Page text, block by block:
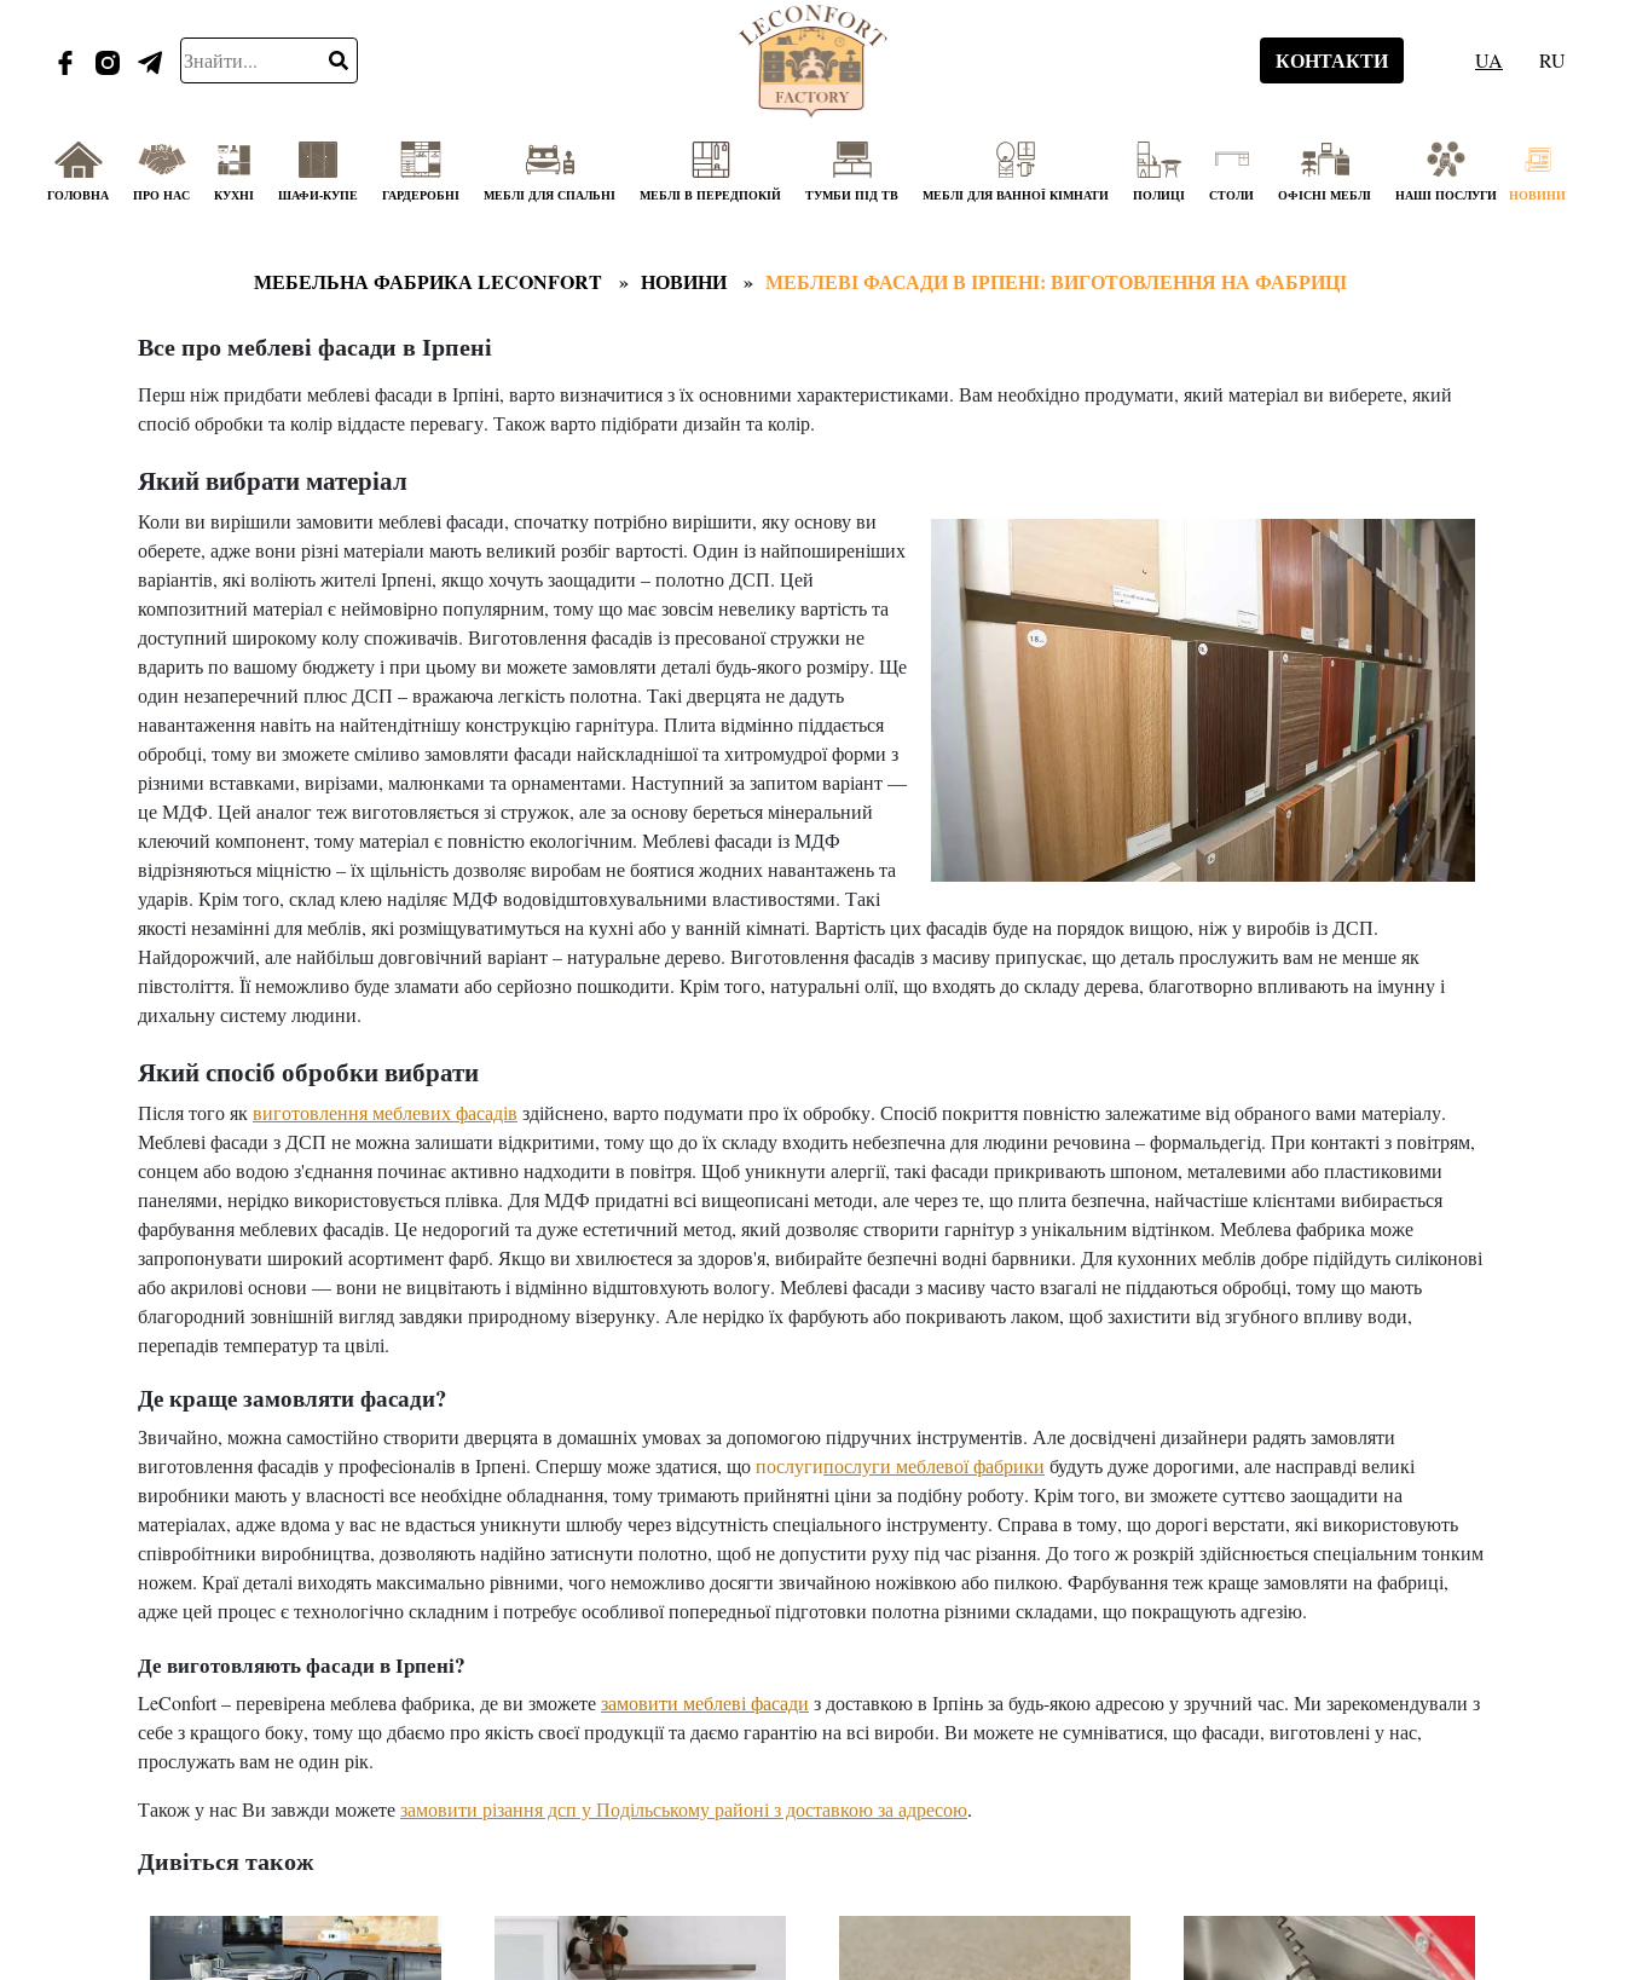
КОНТАКТИ UA RU
ГОЛОВНА ПРО НАС КУХНІ ШАФИ-КУПЕ ГАРДЕРОБНІ МЕБЛІ ДЛЯ СПАЛЬНІ МЕБЛІ В ПЕРЕДПОКІЙ ТУМБИ ПІД ТВ МЕБЛІ ДЛЯ ВАННОЇ КІМНАТИ ПОЛИЦІ СТОЛИ ОФІСНІ МЕБЛІ НАШІ ПОСЛУГИ НОВИНИ
МЕБЕЛЬНА ФАБРИКА LECONFORT НОВИНИ МЕБЛЕВІ ФАСАДИ В ІРПЕНІ: ВИГОТОВЛЕННЯ НА ФАБРИЦІ
Все про меблеві фасади в Ірпені
Перш ніж придбати меблеві фасади в Ірпіні, варто визначитися з їх основними характеристиками. Вам необхідно продумати, який матеріал ви виберете, який
спосіб обробки та колір віддасте перевагу. Також варто підібрати дизайн та колір.
Який вибрати матеріал
Коли ви вирішили замовити меблеві фасади, спочатку потрібно вирішити, яку основу ви
оберете, адже вони різні матеріали мають великий розбіг вартості. Один із найпоширеніших
варіантів, які воліють жителі Ірпені, якщо хочуть заощадити – полотно ДСП. Цей
композитний матеріал є неймовірно популярним, тому що має зовсім невелику вартість та
доступний широкому колу споживачів. Виготовлення фасадів із пресованої стружки не
вдарить по вашому бюджету і при цьому ви можете замовляти деталі будь-якого розміру. Ще
один незаперечний плюс ДСП – вражаюча легкість полотна. Такі дверцята не дадуть
навантаження навіть на найтендітнішу конструкцію гарнітура. Плита відмінно піддається
обробці, тому ви зможете сміливо замовляти фасади найскладнішої та хитромудрої форми з
різними вставками, вирізами, малюнками та орнаментами. Наступний за запитом варіант —
це МДФ. Цей аналог теж виготовляється зі стружок, але за основу береться мінеральний
клеючий компонент, тому матеріал є повністю екологічним. Меблеві фасади із МДФ
відрізняються міцністю – їх щільність дозволяє виробам не боятися жодних навантажень та
ударів. Крім того, склад клею наділяє МДФ водовідштовхувальними властивостями. Такі
якості незамінні для меблів, які розміщуватимуться на кухні або у ванній кімнаті. Вартість цих фасадів буде на порядок вищою, ніж у виробів із ДСП.
Найдорожчий, але найбільш довговічний варіант – натуральне дерево. Виготовлення фасадів з масиву припускає, що деталь прослужить вам не менше як
півстоліття. Її неможливо буде зламати або серйозно пошкодити. Крім того, натуральні олії, що входять до складу дерева, благотворно впливають на імунну і
дихальну систему людини.
Який спосіб обробки вибрати
Після того яквиготовлення меблевих фасадів здійснено, варто подумати про їх обробку. Спосіб покриття повністю залежатиме від обраного вами матеріалу.
Меблеві фасади з ДСП не можна залишати відкритими, тому що до їх складу входить небезпечна для людини речовина – формальдегід. При контакті з повітрям,
сонцем або водою з'єднання починає активно надходити в повітря. Щоб уникнути алергії, такі фасади прикривають шпоном, металевими або пластиковими
панелями, нерідко використовується плівка. Для МДФ придатні всі вищеописані методи, але через те, що плита безпечна, найчастіше клієнтами вибирається
фарбування меблевих фасадів. Це недорогий та дуже естетичний метод, який дозволяє створити гарнітур з унікальним відтінком. Меблева фабрика може
запропонувати широкий асортимент фарб. Якщо ви хвилюєтеся за здоров'я, вибирайте безпечні водні барвники. Для кухонних меблів добре підійдуть силіконові
або акрилові основи — вони не вицвітають і відмінно відштовхують вологу. Меблеві фасади з масиву часто взагалі не піддаються обробці, тому що мають
благородний зовнішній вигляд завдяки природному візерунку. Але нерідко їх фарбують або покривають лаком, щоб захистити від згубного впливу води,
перепадів температур та цвілі.
Де краще замовляти фасади?
Звичайно, можна самостійно створити дверцята в домашніх умовах за допомогою підручних інструментів. Але досвідчені дизайнери радять замовляти
виготовлення фасадів у професіоналів в Ірпені. Спершу може здатися, щопослугипослуги меблевої фабрики будуть дуже дорогими, але насправді великі
виробники мають у власності все необхідне обладнання, тому тримають прийнятні ціни за подібну роботу. Крім того, ви зможете суттєво заощадити на
матеріалах, адже вдома у вас не вдасться уникнути шлюбу через відсутність спеціального інструменту. Справа в тому, що дорогі верстати, які використовують
співробітники виробництва, дозволяють надійно затиснути полотно, щоб не допустити руху під час різання. До того ж розкрій здійснюється спеціальним тонким
ножем. Краї деталі виходять максимально рівними, чого неможливо досягти звичайною ножівкою або пилкою. Фарбування теж краще замовляти на фабриці,
адже цей процес є технологічно складним і потребує особливої ​​попередньої підготовки полотна різними складами, що покращують адгезію.
Де виготовляють фасади в Ірпені?
LeConfort – перевірена меблева фабрика, де ви зможетезамовити меблеві фасади з доставкою в Ірпінь за будь-якою адресою у зручний час. Ми зарекомендували з
себе з кращого боку, тому що дбаємо про якість своєї продукції та даємо гарантію на всі вироби. Ви можете не сумніватися, що фасади, виготовлені у нас,
прослужать вам не один рік.
Також у нас Ви завжди можетезамовити різання дсп у Подільському районі з доставкою за адресою.
Дивіться також